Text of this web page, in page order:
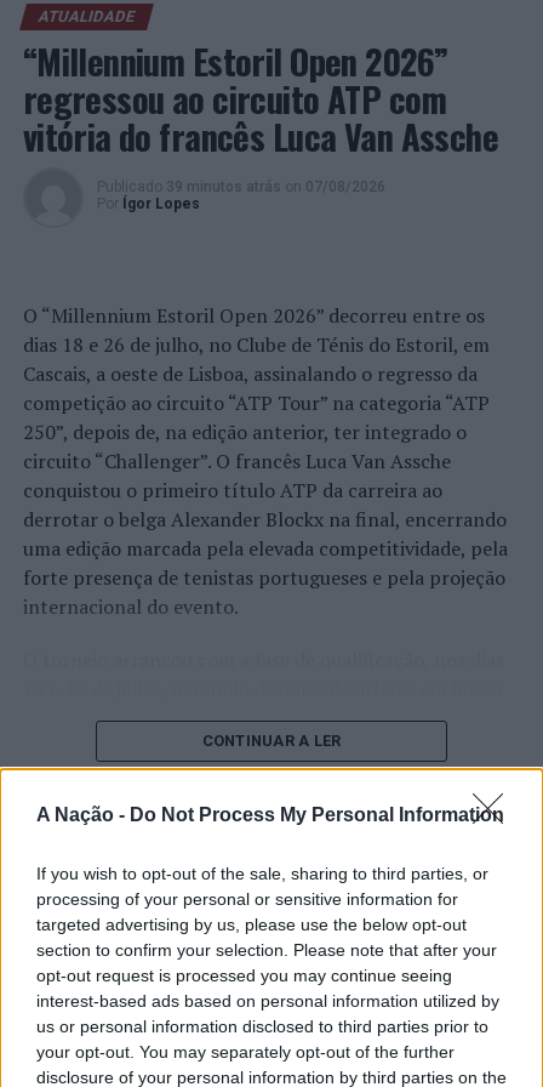
A Nação - Do Not Process My Personal Information
If you wish to opt-out of the sale, sharing to third parties, or
processing of your personal or sensitive information for
targeted advertising by us, please use the below opt-out
section to confirm your selection. Please note that after your
opt-out request is processed you may continue seeing
interest-based ads based on personal information utilized by
us or personal information disclosed to third parties prior to
your opt-out. You may separately opt-out of the further
disclosure of your personal information by third parties on the
ciências afins, pretende juntar estatísticos que
trabalhem nas universidades, no setor privado e na
administração pública. Entre as suas atividades,
destacam-se o boletim semestral com notícias e artigos
de divulgação científica, os ciclos de seminários e as
ações de divulgação junto da sociedade.
A nova direção da SPE conta, ainda, com a vice-
(Universidade de Évora). Pedro Oliveira (Universidade do
Porto) preside à mesa da assembleia-geral, tendo como
vogais Ana Papoila (Universidade Nova de Lisboa) e
Marco Costa (Universidade de Aveiro, UA). No conselho
fiscal estão o presidente Carlos Tenreiro (Universidade
de Coimbra) e as vogais Isabel Pereira (UA) e Arminda
Gonçalves (UMinho).
Foto: DR.
TÓPICOS RELACIONADOS:
Valença protege seniores e adultos mais vulneráveis
Agência Nacional de Inovação atribui prémio de
forma inócua
ATUALIDADE
“Millennium Estoril Open 2026”
regressou ao circuito ATP com
vitória do francês Luca Van Assche
Publicado 39 minutos atrás on 07/08/2026
Por
Ígor Lopes
O “Millennium Estoril Open 2026” decorreu entre os
dias 18 e 26 de julho, no Clube de Ténis do Estoril, em
Cascais, a oeste de Lisboa, assinalando o regresso da
competição ao circuito “ATP Tour” na categoria “ATP
250”, depois de, na edição anterior, ter integrado o
circuito “Challenger”. O francês Luca Van Assche
conquistou o primeiro título ATP da carreira ao
derrotar o belga Alexander Blockx na final, encerrando
uma edição marcada pela elevada competitividade, pela
forte presença de tenistas portugueses e pela projeção
internacional do evento.
de um lugar no quadro principal. A cerimónia de
abertura contou com a presença do presidente da
Câmara Municipal de Cascais, Nuno Piteira Lopes,
acompanhado pelo executivo municipal, assinalando o
concelho no centro do calendário internacional do
ténis.
Apesar das desistências de última hora de jogadores
como Casper Ruud (Noruega), Alejandro Davidovich
Fokina (Espanha) e Matteo Arnaldi (Itália), a prova
apresentou um quadro competitivo de elevado nível,
liderado pelo russo Andrey Rublev, primeiro cabeça de
CONTINUAR A LER
Castelo Branco: “Bienal
Internacional de Artes e Ofícios”
promete afirmar artesanato,
património e inovação como
“motores de desenvolvimento